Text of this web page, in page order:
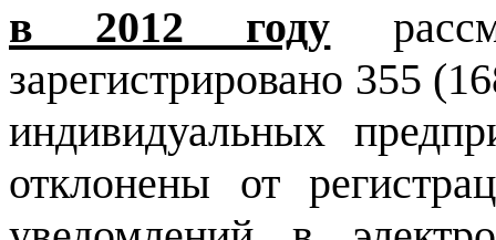
в 2012 году
зарегистрировано 355
индивидуальных
отклонены от